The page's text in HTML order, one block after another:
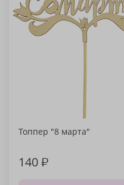
Топпер "8 марта"
140₽